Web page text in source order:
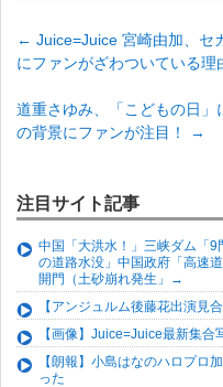
← Juice=Juice 宮崎由加、セ
にファンがざわついている理
道重さゆみ、「こどもの日
の背景にファンが注目！
→
注目サイト記事
中国「大洪水！」三峡ダム「
の道路水没」中国政府「高速
開門（土砂崩れ発生」→
【アンジュルム後藤花出演見
【画像】Juice=Juice最新
【朗報】小島はなのハロプロ
った